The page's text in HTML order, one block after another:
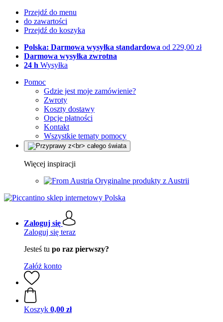
Przejdź do menu
do zawartości
Przejdź do koszyka
Polska: Darmowa wysyłka standardowa od 229,00 zł
Darmowa wysyłka zwrotna
24 h Wysyłka
Pomoc
Gdzie jest moje zamówienie?
Zwroty
Koszty dostawy
Opcje płatności
Kontakt
Wszystkie tematy pomocy
Więcej inspiracji
Oryginalne produkty z Austrii
Zaloguj się
Zaloguj się teraz
Jesteś tu po raz pierwszy?
Załóż konto
Koszyk 0,00 zł